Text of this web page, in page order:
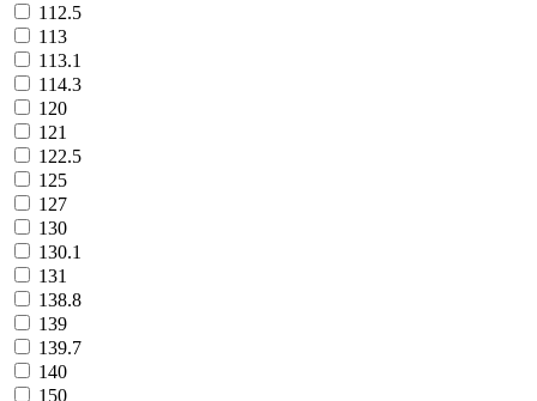
112.5
113
113.1
114.3
120
121
122.5
125
127
130
130.1
131
138.8
139
139.7
140
150